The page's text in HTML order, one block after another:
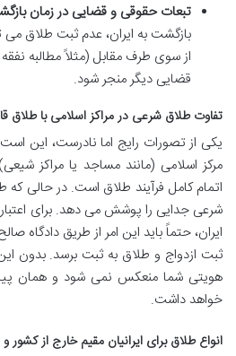
تبعات حقوقی و قضایی در زمان
بازگشت به ایران، عدم ثبت طلاق
از سوی طرف مقابل (مثلاً مطالبه
قضایی دیگر منجر شود.
تفاوت طلاق شرعی در مراکز اسلامی با طلاق
یکی از تصورات رایج اما نادرست، این
مرکز اسلامی (مانند مساجد یا مراکز
اتمام کامل فرآیند طلاق است. در حالی که
شرعی جدایی را پوشش می دهد. برای
ایران، حتماً باید این امر از طریق دادگاه
ثبت ازدواج و طلاق به ثبت برسد. بدون
هویتی شما منعکس نمی شود و همان
خواهد داشت.
انواع طلاق برای ایرانیان مقیم خارج از کشور